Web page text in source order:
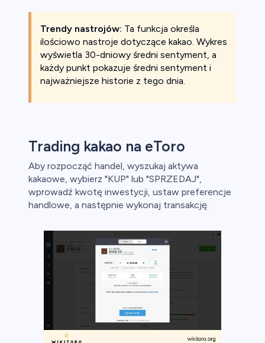
Trendy nastrojów: Ta funkcja określa
ilościowo nastroje dotyczące kakao. Wykres
wyświetla 30-dniowy średni sentyment, a
każdy punkt pokazuje średni sentyment i
najważniejsze historie z tego dnia.
Trading kakao na eToro
Aby rozpocząć handel, wyszukaj aktywa
kakaowe, wybierz "KUP" lub "SPRZEDAJ",
wprowadź kwotę inwestycji, ustaw preferencje
handlowe, a następnie wykonaj transakcję.